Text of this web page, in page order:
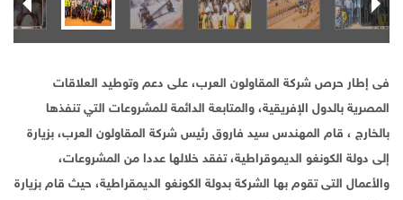
فى إطار حرص شركة المقاولون العرب، على دعم وتوطيد العلاقات
المصرية بالدول الإفريقية، والمتابعة الدائمة للمشروعات التي تنفذها
بالخارج ، قام المهندس سيد فاروق رئيس شركة المقاولون العرب، بزيارة
إلى دولة الكونغو الديموقراطية، تفقد خلالها عددا من المشروعات،
والأعمال التى تقوم بها الشركة بدولة الكونغو الديمقراطية، حيث قام بزيارة